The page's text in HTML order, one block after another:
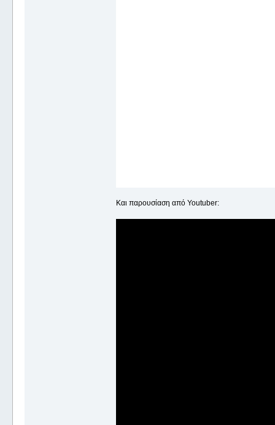
Και παρουσίαση από Youtuber: